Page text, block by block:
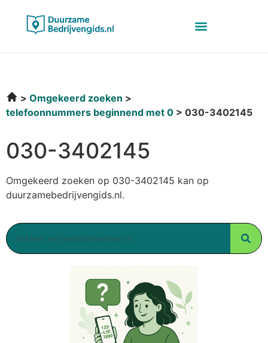
Omgekeerd zoeken
telefoonnummers beginnend met 0
030-3402145
030-3402145
Omgekeerd zoeken op 030-3402145 kan op
duurzamebedrijvengids.nl.